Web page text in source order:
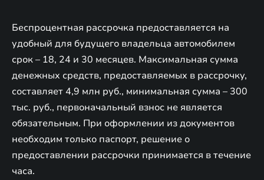
Беспроцентная рассрочка предоставляется на
удобный для будущего владельца автомобилем
срок – 18, 24 и 30 месяцев. Максимальная сумма
денежных средств, предоставляемых в рассрочку,
составляет 4,9 млн руб., минимальная сумма – 300
тыс. руб., первоначальный взнос не является
обязательным. При оформлении из документов
необходим только паспорт, решение о
предоставлении рассрочки принимается в течение
часа.